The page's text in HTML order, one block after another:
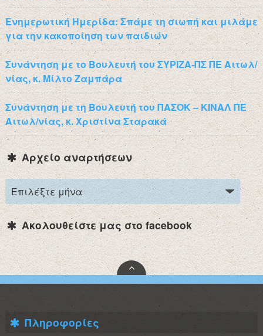
Ενημερωτική Ημερίδα: Σπάμε τη σιωπή και μιλάμε
για την κακοποίηση των παιδιών
Συνάντηση με το Βουλευτή του ΣΥΡΙΖΑ-ΠΣ ΠΕ Αιτωλ/
νίας, κ. Μίλτο Ζαμπάρα
Συνάντηση με τη Βουλευτή του ΠΑΣΟΚ – ΚΙΝΑΛ ΠΕ
Αιτωλ/νίας, κ. Χριστίνα Σταρακά
Αρχείο αναρτήσεων
Ακολουθείστε μας στο facebook
Πληροφορίες